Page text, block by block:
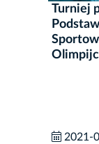
Turniej
2021-